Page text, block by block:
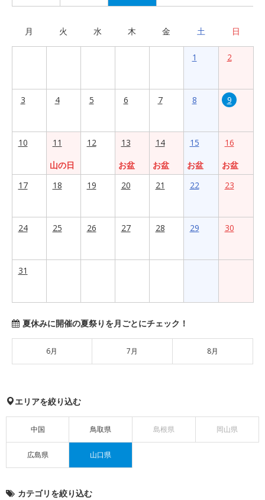
月 火 水 木 金 土 日
1 2
3 4 5 6 7 8 9
10
11
山の日
12
13
お盆
14
お盆
15
お盆
16
お盆
17
18 19 20 21 22 23
24 25 26 27 28 29 30
31
夏休みに開催の夏祭りを月ごとにチェック！
6月 7月 8月
エリアを絞り込む
中国 鳥取県 島根県 岡山県
広島県 山口県
カテゴリを絞り込む